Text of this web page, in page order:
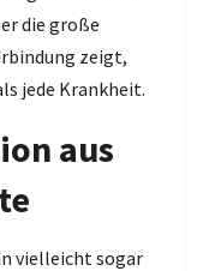
die große
zeigt,
jede Krankheit.
aus
vielleicht sogar